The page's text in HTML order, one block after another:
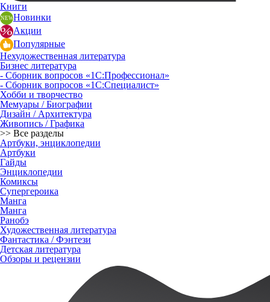
Книги
Новинки
Акции
Популярные
Нехудожественная литература
Бизнес литература
- Сборник вопросов «1С:Профессионал»
- Сборник вопросов «1С:Специалист»
Хобби и творчество
Мемуары / Биографии
Дизайн / Архитектура
Живопись / Графика
>> Все разделы
Артбуки, энциклопедии
Артбуки
Гайды
Энциклопедии
Комиксы
Супергероика
Манга
Манга
Ранобэ
Художественная литература
Фантастика / Фэнтези
Детская литература
Обзоры и рецензии